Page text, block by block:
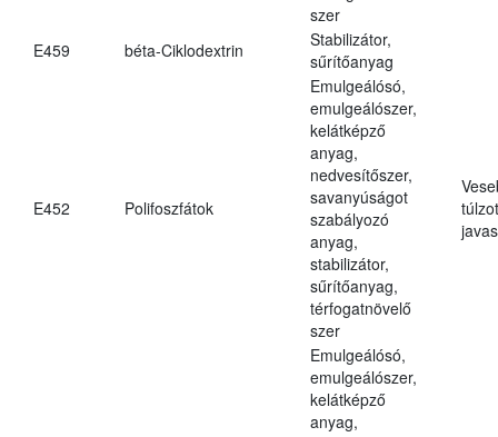
szer
E459
béta-Ciklodextrin
Stabilizátor,
sűrítőanyag
E452 Polifoszfátok
Emulgeálósó,
emulgeálószer,
kelátképző
anyag,
nedvesítőszer,
savanyúságot
szabályozó
anyag,
stabilizátor,
sűrítőanyag,
térfogatnövelő
szer
Emulgeálósó,
emulgeálószer,
kelátképző
anyag,